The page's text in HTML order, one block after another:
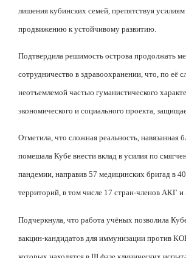
лишения кубинских семей, препятствуя
продвижению к устойчивому развитию.
Подтвердила решимость острова продолжать
сотрудничество в здравоохранении, что, по её
неотъемлемой частью гуманистического
экономического и социального проекта,
Отметила, что сложная реальность, навязанная
помешала Кубе внести вклад в усилия по
пандемии, направив 57 медицинских бригад в
территорий, в том числе 17 стран-членов АКГ и
Подчеркнула, что работа учёных позволила
вакцин-кандидатов для иммунизации против